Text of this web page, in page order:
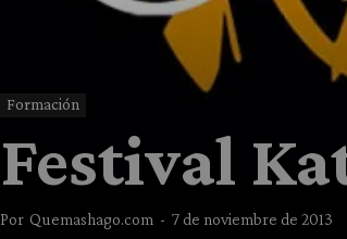
Formación
Festival
Por Quemashago.com - 7 de noviembre de 2013